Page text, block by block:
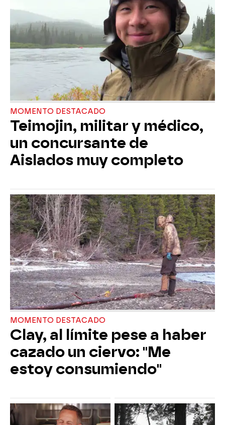
MOMENTO DESTACADO
Teimojin, militar y médico,
un concursante de
Aislados muy completo
MOMENTO DESTACADO
Clay, al límite pese a haber
cazado un ciervo: "Me
estoy consumiendo"